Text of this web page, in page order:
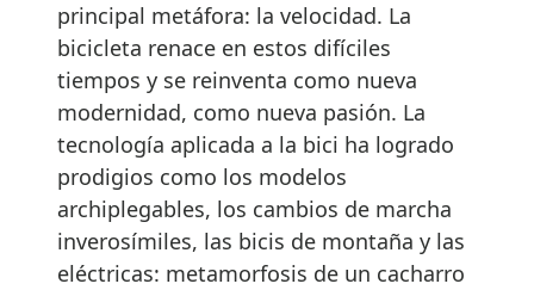
principal metáfora: la velocidad. La
bicicleta renace en estos difíciles
tiempos y se reinventa como nueva
modernidad, como nueva pasión. La
tecnología aplicada a la bici ha logrado
prodigios como los modelos
archiplegables, los cambios de marcha
inverosímiles, las bicis de montaña y las
eléctricas: metamorfosis de un cacharro